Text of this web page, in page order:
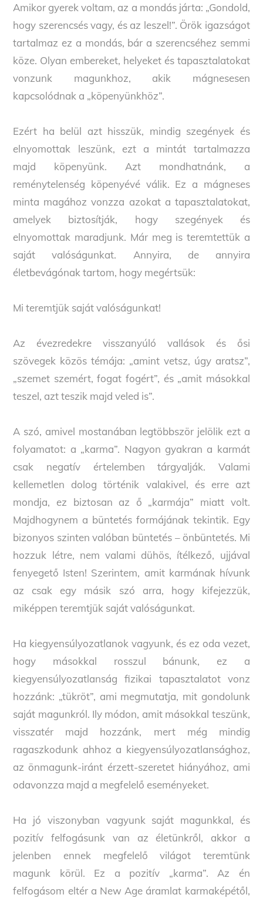
Amikor gyerek voltam, az a mondás járta: „Gondold,
hogy szerencsés vagy, és az leszel!”. Örök igazságot
tartalmaz ez a mondás, bár a szerencséhez semmi
köze. Olyan embereket, helyeket és tapasztalatokat
vonzunk magunkhoz, akik mágnesesen
kapcsolódnak a „köpenyünkhöz”.
Ezért ha belül azt hisszük, mindig szegények és
elnyomottak leszünk, ezt a mintát tartalmazza
majd köpenyünk. Azt mondhatnánk, a
reménytelenség köpenyévé válik. Ez a mágneses
minta magához vonzza azokat a tapasztalatokat,
amelyek biztosítják, hogy szegények és
elnyomottak maradjunk. Már meg is teremtettük a
saját valóságunkat. Annyira, de annyira
életbevágónak tartom, hogy megértsük:
Mi teremtjük saját valóságunkat!
Az évezredekre visszanyúló vallások és ősi
szövegek közös témája: „amint vetsz, úgy aratsz”,
„szemet szemért, fogat fogért”, és „amit másokkal
teszel, azt teszik majd veled is”.
A szó, amivel mostanában legtöbbször jelölik ezt a
folyamatot: a „karma”. Nagyon gyakran a karmát
csak negatív értelemben tárgyalják. Valami
kellemetlen dolog történik valakivel, és erre azt
mondja, ez biztosan az ő „karmája” miatt volt.
Majdhogynem a büntetés formájának tekintik. Egy
bizonyos szinten valóban büntetés – önbüntetés. Mi
hozzuk létre, nem valami dühös, ítélkező, ujjával
fenyegető Isten! Szerintem, amit karmának hívunk
az csak egy másik szó arra, hogy kifejezzük,
miképpen teremtjük saját valóságunkat.
Ha kiegyensúlyozatlanok vagyunk, és ez oda vezet,
hogy másokkal rosszul bánunk, ez a
kiegyensúlyozatlanság fizikai tapasztalatot vonz
hozzánk: „tükröt”, ami megmutatja, mit gondolunk
saját magunkról. Ily módon, amit másokkal teszünk,
visszatér majd hozzánk, mert még mindig
ragaszkodunk ahhoz a kiegyensúlyozatlansághoz,
az önmagunk-iránt érzett-szeretet hiányához, ami
odavonzza majd a megfelelő eseményeket.
Ha jó viszonyban vagyunk saját magunkkal, és
pozitív felfogásunk van az életünkről, akkor a
jelenben ennek megfelelő világot teremtünk
magunk körül. Ez a pozitív „karma”. Az én
felfogásom eltér a New Age áramlat karmaképétől,